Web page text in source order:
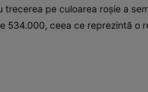
trecerea pe culoarea roșie a
534.000, ceea ce reprezintă o